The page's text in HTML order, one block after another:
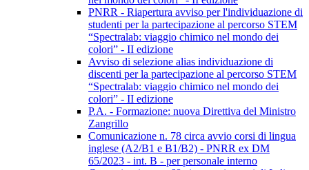
PNRR - Riapertura avviso per l'individuazione di
studenti per la partecipazione al percorso STEM
“Spectralab: viaggio chimico nel mondo dei
colori” - II edizione
Avviso di selezione alias individuazione di
discenti per la partecipazione al percorso STEM
“Spectralab: viaggio chimico nel mondo dei
colori” - II edizione
P.A. - Formazione: nuova Direttiva del Ministro
Zangrillo
Comunicazione n. 78 circa avvio corsi di lingua
inglese (A2/B1 e B1/B2) - PNRR ex DM
65/2023 - int. B - per personale interno